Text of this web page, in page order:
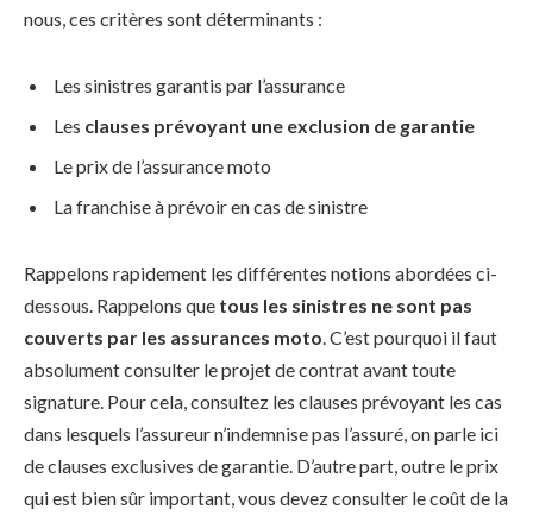
nous, ces critères sont déterminants :
Les sinistres garantis par l’assurance
Les clauses prévoyant une exclusion de garantie
Le prix de l’assurance moto
La franchise à prévoir en cas de sinistre
Rappelons rapidement les différentes notions abordées ci-
dessous. Rappelons que tous les sinistres ne sont pas
couverts par les assurances moto . C’est pourquoi il faut
absolument consulter le projet de contrat avant toute
signature. Pour cela, consultez les clauses prévoyant les cas
dans lesquels l’assureur n’indemnise pas l’assuré, on parle ici
de clauses exclusives de garantie. D’autre part, outre le prix
qui est bien sûr important, vous devez consulter le coût de la